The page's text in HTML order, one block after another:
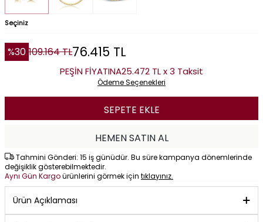
Seçiniz
%30 109.164TL76.415 TL
PEŞİN FİYATINA25.472 TL x 3 Taksit
Ödeme Seçenekleri
SEPETE EKLE
HEMEN SATIN AL
Tahmini Gönderi: 15 iş günüdür. Bu süre kampanya dönemlerinde
değişiklik gösterebilmektedir.
Aynı Gün Kargoürünlerini görmek için tıklayınız.
Ürün Açıklaması